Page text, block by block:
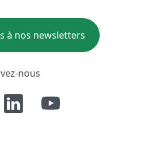
à nos newsletters
nous